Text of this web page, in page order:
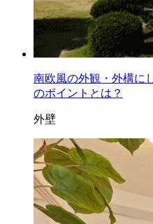
南欧風の外観・外構に
のポイントとは？
外壁